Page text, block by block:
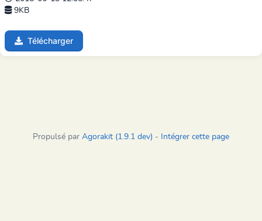
9KB
Télécharger
Propulsé par Agorakit (1.9.1 dev) - Intégrer cette page